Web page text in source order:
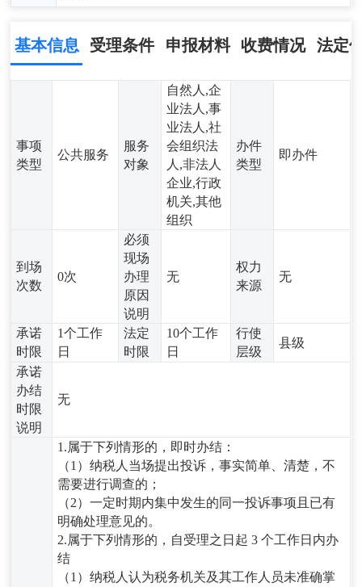
基本信息 受理条件 申报材料 收费情况 法定
事项
类型
公共服务
服务
对象
自然人,企
业法人,事
业法人,社
会组织法
人,非法人
企业,行政
机关,其他
组织
办件
类型
即办件
到场
次数
0次
必须
现场
办理
原因
说明
无
权力
来源
无
承诺
时限
1个工作
日
法定
时限
10个工作
日
行使
层级
县级
承诺
办结
时限
说明
无
1.属于下列情形的，即时办结：
（1）纳税人当场提出投诉，事实简单、清楚，不
需要进行调查的；
（2）一定时期内集中发生的同一投诉事项且已有
明确处理意见的。
2.属于下列情形的，自受理之日起 3 个工作日内办
结
（1）纳税人认为税务机关及其工作人员未准确掌